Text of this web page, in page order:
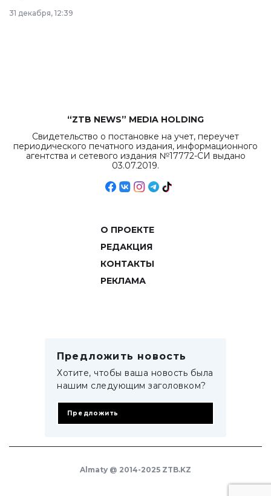
в Астане из
республиканского
31 декабря, 12:39
“ZTB NEWS” MEDIA HOLDING
Свидетельство о постановке на учет, переучет
периодического печатного издания, информационного
агентства и сетевого издания №17772-СИ выдано
03.07.2019.
О ПРОЕКТЕ
РЕДАКЦИЯ
КОНТАКТЫ
РЕКЛАМА
Предложить новость
Хотите, чтобы ваша новость была
нашим следующим заголовком?
Предложить
Almaty @ 2014-2025 ZTB.KZ